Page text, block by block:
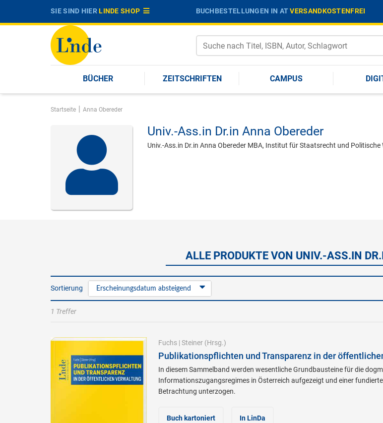
SIE SIND HIERLINDE SHOP BUCHBESTELLUNGEN IN ATVERSANDKOSTENFREI
BÜCHER ZEITSCHRIFTEN CAMPUS
Startseite | Anna Obereder
Univ.-Ass.in Dr.in Anna Obereder
Univ.-Ass.in Dr.in Anna Obereder MBA, Institut für Staatsrecht und
ALLE PRODUKTE VON UNIV.-ASS.IN
Sortierung Erscheinungsdatum absteigend
1 Treffer
Fuchs| Steiner(Hrsg.)
Publikationspflichten und Transparenz in der
In diesem Sammelband werden wesentliche Grundbausteine für die
Informationszugangsregimes in Österreich aufgezeigt und einer
Betrachtung unterzogen.
Buch kartoniert
In LinDa